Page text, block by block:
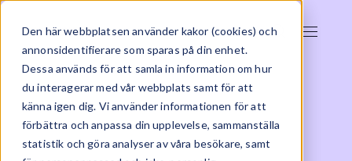
Den här webbplatsen använder kakor (cookies) och
annonsidentifierare som sparas på din enhet.
Dessa används för att samla in information om hur
du interagerar med vår webbplats samt för att
känna igen dig. Vi använder informationen för att
förbättra och anpassa din upplevelse, sammanställa
statistik och göra analyser av våra besökare, samt